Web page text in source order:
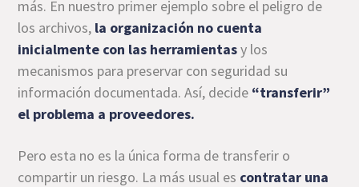
más. En nuestro primer ejemplo sobre el peligro de
los archivos, la organización no cuenta
inicialmente con las herramientasy los
mecanismos para preservar con seguridad su
información documentada. Así, decide “transferir”
el problema a proveedores.
Pero esta no es la única forma de transferir o
compartir un riesgo. La más usual es contratar una